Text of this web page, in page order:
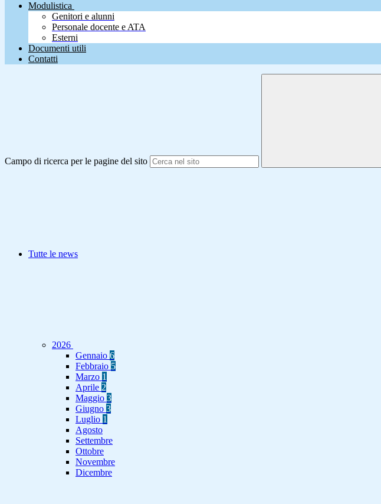
Modulistica
Genitori e alunni
Personale docente e ATA
Esterni
Documenti utili
Contatti
Campo di ricerca per le pagine del sito
Tutte le news
2026
Gennaio 6
Febbraio 5
Marzo 1
Aprile 2
Maggio 3
Giugno 3
Luglio 1
Agosto
Settembre
Ottobre
Novembre
Dicembre